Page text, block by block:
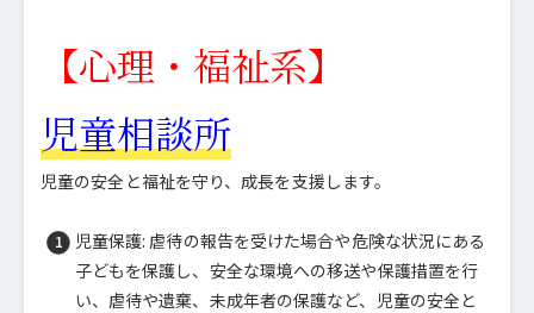
【心理・福祉系】
児童相談所
児童の安全と福祉を守り、成長を支援します。
児童保護: 虐待の報告を受けた場合や危険な状況にある
子どもを保護し、安全な環境への移送や保護措置を行
い、虐待や遺棄、未成年者の保護など、児童の安全と